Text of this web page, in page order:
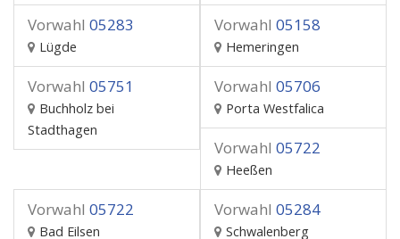
Vorwahl 05283
Lügde
Vorwahl 05158
Hemeringen
Vorwahl 05751
Buchholz bei
Stadthagen
Vorwahl 05706
Porta Westfalica
Vorwahl 05722
Heeßen
Vorwahl 05722
Bad Eilsen
Vorwahl 05284
Schwalenberg